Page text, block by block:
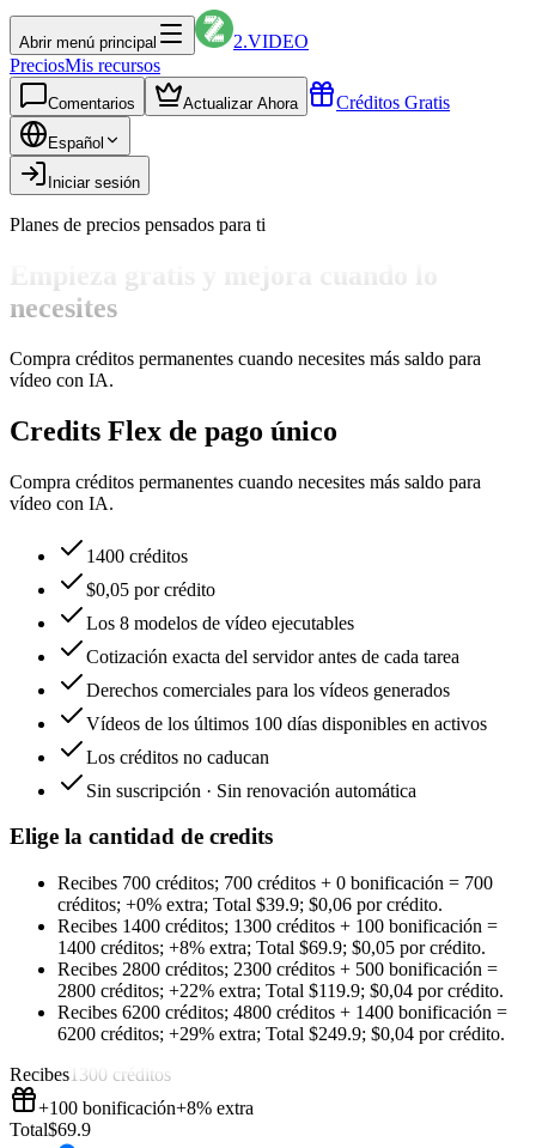
Abrir menú principal
2.VIDEO
PreciosMis recursos
Comentarios Actualizar Ahora Créditos Gratis
Español
Iniciar sesión
Planes de precios pensados para ti
necesites
Compra créditos permanentes cuando necesites más saldo para
vídeo con IA.
Credits Flex de pago único
Compra créditos permanentes cuando necesites más saldo para
vídeo con IA.
1400 créditos
$0,05 por crédito
Los 8 modelos de vídeo ejecutables
Cotización exacta del servidor antes de cada tarea
Derechos comerciales para los vídeos generados
Vídeos de los últimos 100 días disponibles en activos
Los créditos no caducan
Sin suscripción · Sin renovación automática
Elige la cantidad de credits
Recibes 700 créditos; 700 créditos + 0 bonificación = 700
créditos; +0% extra; Total $39.9; $0,06 por crédito.
Recibes 1400 créditos; 1300 créditos + 100 bonificación =
1400 créditos; +8% extra; Total $69.9; $0,05 por crédito.
Recibes 2800 créditos; 2300 créditos + 500 bonificación =
2800 créditos; +22% extra; Total $119.9; $0,04 por crédito.
Recibes 6200 créditos; 4800 créditos + 1400 bonificación =
6200 créditos; +29% extra; Total $249.9; $0,04 por crédito.
Recibes1300 créditos
+100 bonificación+8% extra
Total$69.9